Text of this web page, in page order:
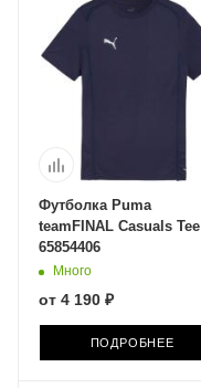
Футболка Puma
teamFINAL Casuals Tee
65854406
Много
от 4 190 ₽
ПОДРОБНЕЕ